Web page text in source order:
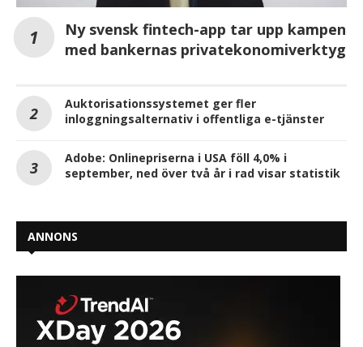
Ny svensk fintech-app tar upp kampen
med bankernas privatekonomiverktyg
Auktorisationssystemet ger fler
inloggningsalternativ i offentliga e-tjänster
Adobe: Onlinepriserna i USA föll 4,0% i
september, ned över två år i rad visar statistik
ANNONS